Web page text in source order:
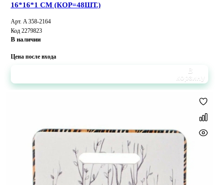
16*16*1 СМ (КОР=48ШТ.)
Арт. A 358-2164
Код 2279823
В наличии
Цена после входа
В
корзину